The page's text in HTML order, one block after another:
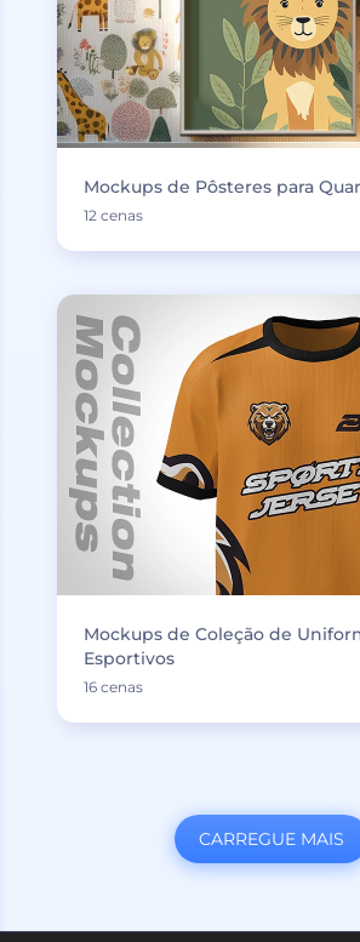
Mockups de Pôsteres para
12 cenas
Mockups de Coleção de
Esportivos
16 cenas
CARREGUE MAIS